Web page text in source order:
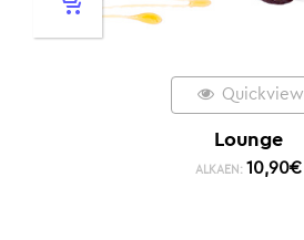
Quickview
Lounge
ALKAEN: 10,90€